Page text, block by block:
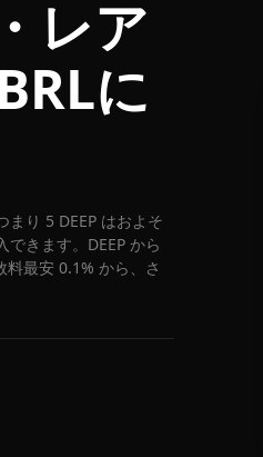
レア
に
まり 5 DEEP はおよそ
できます。DEEP から
料最安 0.1% から、さ